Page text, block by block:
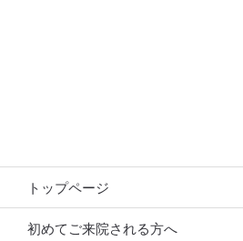
トップページ
初めてご来院される方へ